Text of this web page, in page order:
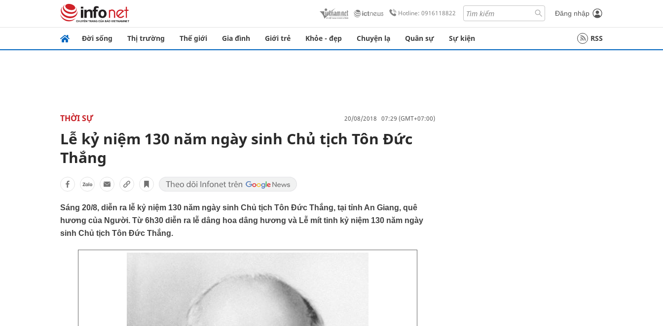
Hotline: 0916118822 Đăng nhập
Đời sống Thị trường Thế giới Gia đình Giới trẻ Khỏe - đẹp Chuyện lạ Quân sự Sự kiện RSS
THỜI SỰ 20/08/2018 07:29 (GMT+07:00)
Lễ kỷ niệm 130 năm ngày sinh Chủ tịch Tôn Đức
Thắng
Sáng 20/8, diễn ra lễ kỷ niệm 130 năm ngày sinh Chủ tịch Tôn Đức Thắng, tại tỉnh An Giang, quê
hương của Người. Từ 6h30 diễn ra lễ dâng hoa dâng hương và Lễ mít tinh kỷ niệm 130 năm ngày
sinh Chủ tịch Tôn Đức Thắng.